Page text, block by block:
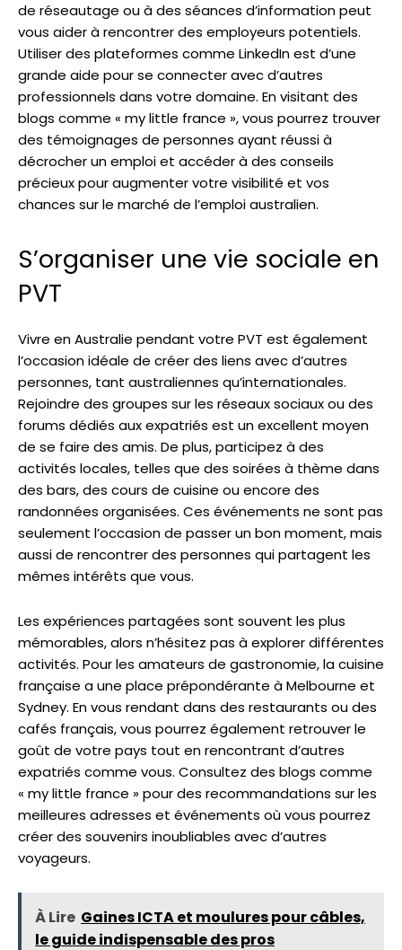
de réseautage ou à des séances d’information peut
vous aider à rencontrer des employeurs potentiels.
Utiliser des plateformes comme LinkedIn est d’une
grande aide pour se connecter avec d’autres
professionnels dans votre domaine. En visitant des
blogs comme « my little france », vous pourrez trouver
des témoignages de personnes ayant réussi à
décrocher un emploi et accéder à des conseils
précieux pour augmenter votre visibilité et vos
chances sur le marché de l’emploi australien.
S’organiser une vie sociale en
PVT
Vivre en Australie pendant votre PVT est également
l’occasion idéale de créer des liens avec d’autres
personnes, tant australiennes qu’internationales.
Rejoindre des groupes sur les réseaux sociaux ou des
forums dédiés aux expatriés est un excellent moyen
de se faire des amis. De plus, participez à des
activités locales, telles que des soirées à thème dans
des bars, des cours de cuisine ou encore des
randonnées organisées. Ces événements ne sont pas
seulement l’occasion de passer un bon moment, mais
aussi de rencontrer des personnes qui partagent les
mêmes intérêts que vous.
Les expériences partagées sont souvent les plus
mémorables, alors n’hésitez pas à explorer différentes
activités. Pour les amateurs de gastronomie, la cuisine
française a une place prépondérante à Melbourne et
Sydney. En vous rendant dans des restaurants ou des
cafés français, vous pourrez également retrouver le
goût de votre pays tout en rencontrant d’autres
expatriés comme vous. Consultez des blogs comme
« my little france » pour des recommandations sur les
meilleures adresses et événements où vous pourrez
créer des souvenirs inoubliables avec d’autres
voyageurs.
À Lire Gaines ICTA et moulures pour câbles,
le guide indispensable des pros